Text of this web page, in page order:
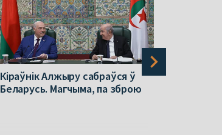
Кіраўнік Алжыру сабраўся ў
Беларусь. Магчыма, па зброю